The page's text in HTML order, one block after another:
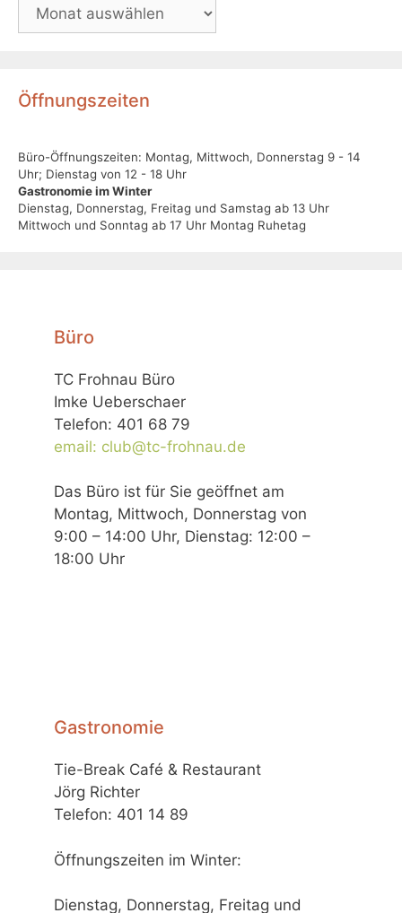
Öffnungszeiten
Büro-Öffnungszeiten: Montag, Mittwoch, Donnerstag 9 - 14
Uhr; Dienstag von 12 - 18 Uhr
Gastronomie im Winter
Dienstag, Donnerstag, Freitag und Samstag ab 13 Uhr
Mittwoch und Sonntag ab 17 Uhr Montag Ruhetag
Büro
TC Frohnau Büro
Imke Ueberschaer
Telefon: 401 68 79
email: club@tc-frohnau.de
Das Büro ist für Sie geöffnet am
Montag, Mittwoch, Donnerstag von
9:00 – 14:00 Uhr, Dienstag: 12:00 –
18:00 Uhr
Gastronomie
Tie-Break Café & Restaurant
Jörg Richter
Telefon: 401 14 89
Öffnungszeiten im Winter:
Dienstag, Donnerstag, Freitag und